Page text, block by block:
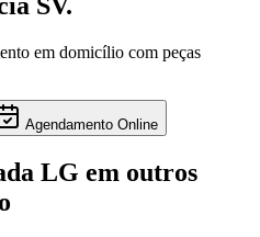
SV.
em domicílio com peças
Agendamento Online
LG em outros